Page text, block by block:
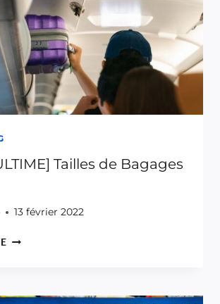
Tailles de Bagages
13 février 2022
[GUIDE
BAGAGES